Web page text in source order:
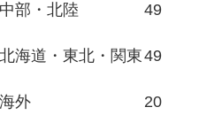
部・北陸 49
海道・東北・関東49
外 20